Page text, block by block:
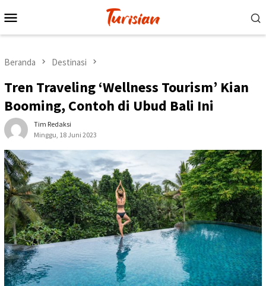
ke
Mobile
Beranda Destinasi
Tren Traveling ‘Wellness Tourism’ Kian
Booming, Contoh di Ubud Bali Ini
Tim Redaksi
Minggu, 18 Juni 2023